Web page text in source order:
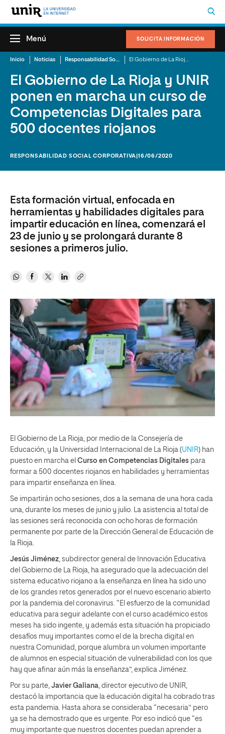
SOLICITA INFORMACIÓN
Menú
Inicio Noticias Responsabilidad Social Corporativa
El Gobierno de La Rioja y UNIR
ponen en marcha un curso de
Competencias Digitales para
500 docentes riojanos
RESPONSABILIDAD SOCIAL CORPORATIVA |16/06/2020
Esta formación virtual, enfocada en
herramientas y habilidades digitales para
impartir educación en línea, comenzará el
23 de junio y se prolongará durante 8
sesiones a primeros julio.
El Gobierno de La Rioja, por medio de la Consejería de
Educación, y la Universidad Internacional de La Rioja (UNIR) han
puesto en marcha el Curso en Competencias Digitales para
formar a 500 docentes riojanos en habilidades y herramientas
para impartir enseñanza en línea.
Se impartirán ocho sesiones, dos a la semana de una hora cada
una, durante los meses de junio y julio. La asistencia al total de
las sesiones será reconocida con ocho horas de formación
permanente por parte de la Dirección General de Educación de
la Rioja.
Jesús Jiménez , subdirector general de Innovación Educativa
del Gobierno de La Rioja, ha asegurado que la adecuación del
sistema educativo riojano a la enseñanza en línea ha sido uno
de los grandes retos generados por el nuevo escenario abierto
por la pandemia del coronavirus. “El esfuerzo de la comunidad
educativa para seguir adelante con el curso académico estos
meses ha sido ingente, y además esta situación ha propiciado
desafíos muy importantes como el de la brecha digital en
nuestra Comunidad, porque alumbra un volumen importante
de alumnos en especial situación de vulnerabilidad con los que
hay que afinar aún más la enseñanza”, explica Jiménez.
Por su parte, Javier Galiana , director ejecutivo de UNIR,
destacó la importancia que la educación digital ha cobrado tras
esta pandemia. Hasta ahora se consideraba “necesaria” pero
ya se ha demostrado que es urgente. Por eso indicó que “es
muy importante que nuestros docentes puedan aprender a